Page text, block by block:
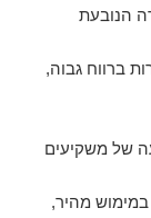
הנובעת
ברווח גבוה,
של משקיעים
מהיר,